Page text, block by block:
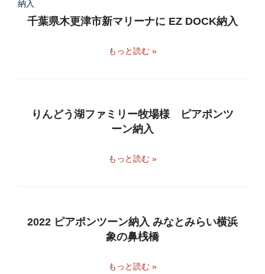
千葉県木更津市新マリーナに EZ DOCK納入
もっと読む »
りんどう湖ファミリー牧場様 ピアポンツ
ーン納入
もっと読む »
2022 ピアポンツーン納入 みなとみらい横浜
象の鼻桟橋
もっと読む »